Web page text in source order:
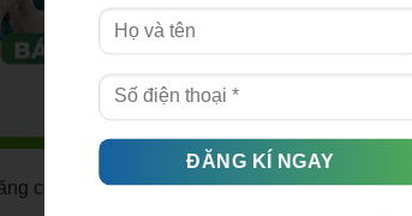
có đau không phụ thuộc vào các yếu tố sau: